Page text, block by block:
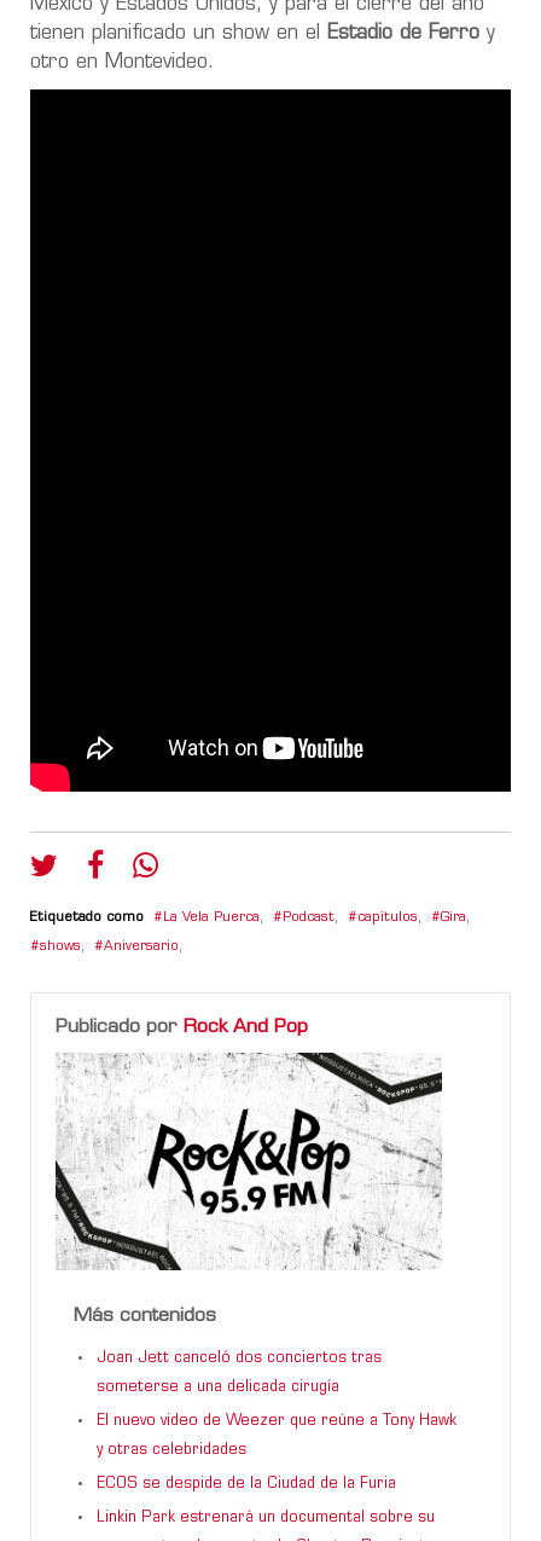
México y Estados Unidos, y para el cierre del año
tienen planificado un show en el
Estadio de Ferro y
otro en Montevideo.
Etiquetado como La Vela Puerca, Podcast, capítulos, Gira,
shows, Aniversario,
Publicado por Rock And Pop
Más contenidos
Joan Jett canceló dos conciertos tras
someterse a una delicada cirugía
El nuevo video de Weezer que reúne a Tony Hawk
y otras celebridades
ECOS se despide de la Ciudad de la Furia
Linkin Park estrenará un documental sobre su